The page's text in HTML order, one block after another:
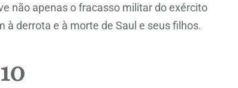
não apenas o fracasso militar do exército
derrota e à morte de Saul e seus filhos.